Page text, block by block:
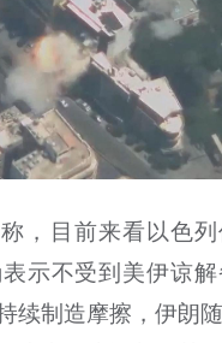
，目前来看以色
示不受到美伊谅
续制造摩擦，伊朗